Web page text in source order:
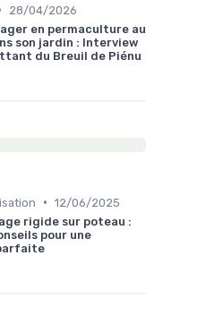
28/04/2026
en permaculture au
son jardin : Interview
du Breuil de Piénu
• 12/06/2025
rigide sur poteau :
pour une